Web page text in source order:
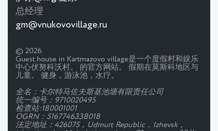
总经理
gm@vnukovovillage.ru
© 2026
Guest house in Kartmazovo village是一个度假村和娱乐
中心伏努科沃村。 的官方网站。 假期在莫斯科地区与
儿童。 健身，游泳池，水疗。
全名：卡尔特马佐夫斯基池塘有限责任公司
统一编号：9710020495
检查站:180001001
OGRN：5167746338018
法定地址：426075，Udmurt Republic，Izhevsk，